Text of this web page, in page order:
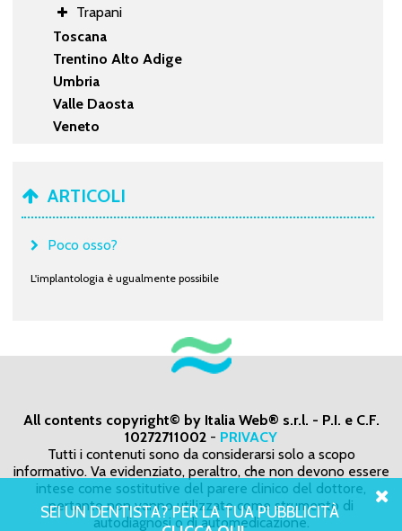
Trapani
Toscana
Trentino Alto Adige
Umbria
Valle Daosta
Veneto
ARTICOLI
Poco osso?
L'implantologia è ugualmente possibile
All contents copyright© by Italia Web® s.r.l. - P.I. e C.F.
10272711002 - PRIVACY
Tutti i contenuti sono da considerarsi solo a scopo
informativo. Va evidenziato, peraltro, che non devono essere
intese come sostitutive del parere clinico del dottore,
pertanto non vanno utilizzate come strumento di
autodiagnosi o di automedicazione.
SEI UN DENTISTA? PER LA TUA PUBBLICITÀ